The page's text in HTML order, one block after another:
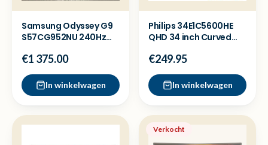
Samsung Odyssey G9
S57CG952NU 240Hz
monitor
€1 375.00
In winkelwagen
Philips 34E1C5600HE
QHD 34 inch Curved
C
€249.95
In winkelwagen
Verkocht